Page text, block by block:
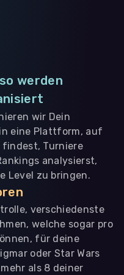
werden
wir Dein
eine Plattform, auf
findest, Turniere
analysierst,
Level zu bringen.
verschiedenste
welche sogar pro
für deine
oder Star Wars
als 8 deiner